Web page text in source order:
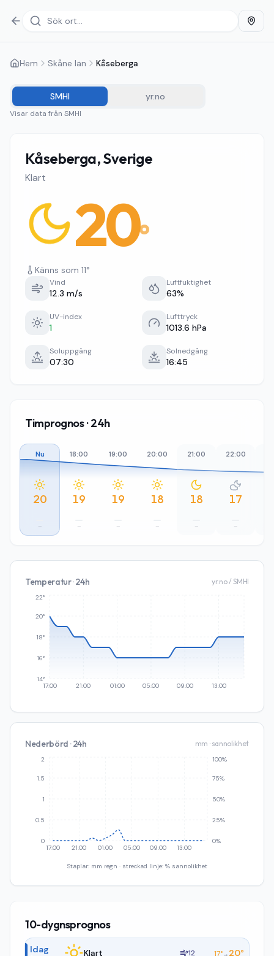
Hem Skåne län Kåseberga
SMHI yr.no
Visar data från SMHI
Kåseberga, Sverige
Klart
20°
Känns som 11°
Vind
12.3 m/s
Luftfuktighet
63%
UV-index
1
Lufttryck
1013.6 hPa
Soluppgång
07:30
Solnedgång
16:45
Timprognos · 24h
Nu
20
–
18:00
19
–
19:00
19
–
20:00
18
–
21:00
18
–
22:00
17
–
Temperatur · 24h yr.no / SMHI
17:00 21:00 01:00 05:00 09:00 13:00
14°
16°
18°
20°
22°
Nederbörd · 24h mm · sannolikhet
17:00 21:00 01:00 05:00 09:00 13:00
0
0.5
1
1.5
2
0%
25%
50%
75%
100%
Staplar: mm regn · streckad linje: % sannolikhet
10-dygnsprognos
Idag Klart 12 17°→ 20°